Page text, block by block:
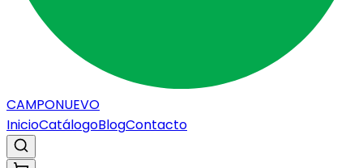
CAMPONUEVO
InicioCatálogoBlogContacto